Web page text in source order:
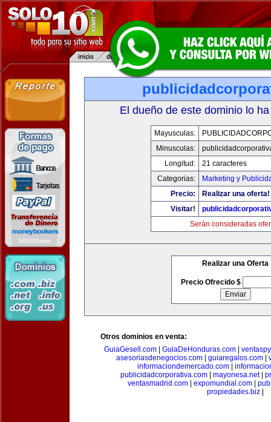
El dueño de este dominio lo
Mayusculas:
Minusculas:
Longitud:
21 caracteres
Categorias:
Marketing y
Precio:
Realizar una oferta!
Visitar!
Serán consideradas
Realizar una Oferta
Precio Ofrecido $
Otros dominios en venta:
GuiaGesell.com| GuiaDeHonduras.com|
asesoriasdenegocios.com
guiaregalos.com
informaciondemercado.com|
publicidadcorporativa.com
mayonesa.net|
ventasmadrid.com
expomundial.com
propiedades.biz